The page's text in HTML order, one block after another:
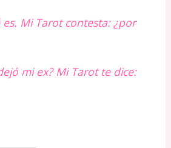
Mi Tarot contesta: ¿por
mi ex? Mi Tarot te dice: